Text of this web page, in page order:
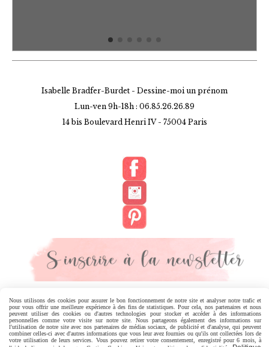
Isabelle Bradfer-Burdet - Dessine-moi un prénom
Lun-ven 9h-18h : 06.85.26.26.89
14 bis Boulevard Henri IV - 75004 Paris
MENTIONS LÉGALES CONDITIONS GÉNÉRALES DE VENTE
POLITIQUE DE CONFIDENTIALITÉ GESTION COOKIES
Nous utilisons des cookies pour assurer le bon fonctionnement de notre site et analyser notre trafic et
pour vous offrir une meilleure expérience à des fins de statistiques. Pour cela, nos partenaires et nous
peuvent utiliser des cookies ou d'autres technologies pour stocker et accéder à des informations
personnelles comme votre visite sur notre site. Nous partageons également des informations sur
l'utilisation de notre site avec nos partenaires de médias sociaux, de publicité et d'analyse, qui peuvent
combiner celles-ci avec d'autres informations que vous leur avez fournies ou qu'ils ont collectées lors de
votre utilisation de leurs services. Vous pouvez retirer votre consentement, enregistré pour 6 mois, à